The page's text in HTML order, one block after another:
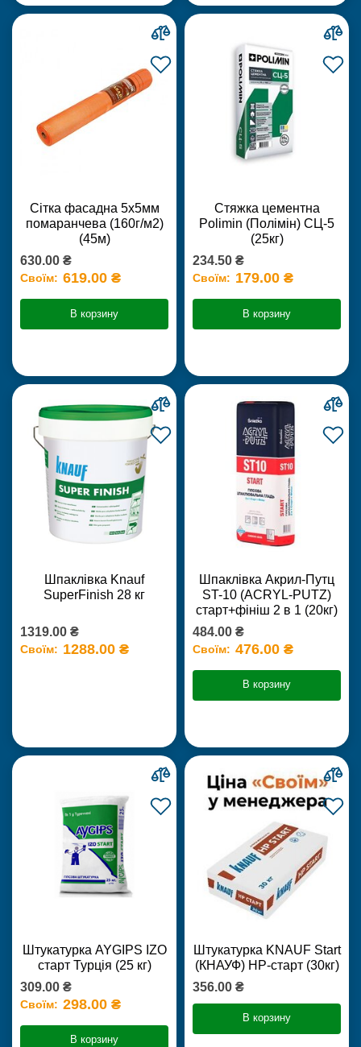
Сітка фасадна 5х5мм
помаранчева (160г/м2)
(45м)
630.00 ₴
Своїм: 619.00 ₴
В корзину
Стяжка цементна
Polimin (Полімін) СЦ-5
(25кг)
234.50 ₴
Своїм: 179.00 ₴
В корзину
Шпаклівка Knauf
SuperFinish 28 кг
1319.00 ₴
Своїм: 1288.00 ₴
Шпаклівка Акрил-Путц
ST-10 (ACRYL-PUTZ)
старт+фініш 2 в 1 (20кг)
484.00 ₴
Своїм: 476.00 ₴
В корзину
Штукатурка AYGIPS IZO
старт Турція (25 кг)
309.00 ₴
Своїм: 298.00 ₴
В корзину
Штукатурка KNAUF Start
(КНАУФ) НР-старт (30кг)
356.00 ₴
В корзину